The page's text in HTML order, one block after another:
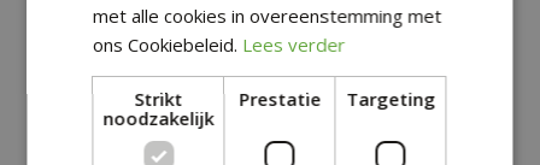
met alle cookies in overeenstemming met
ons Cookiebeleid. Lees verder
Strikt
noodzakelijk
Prestatie Targeting